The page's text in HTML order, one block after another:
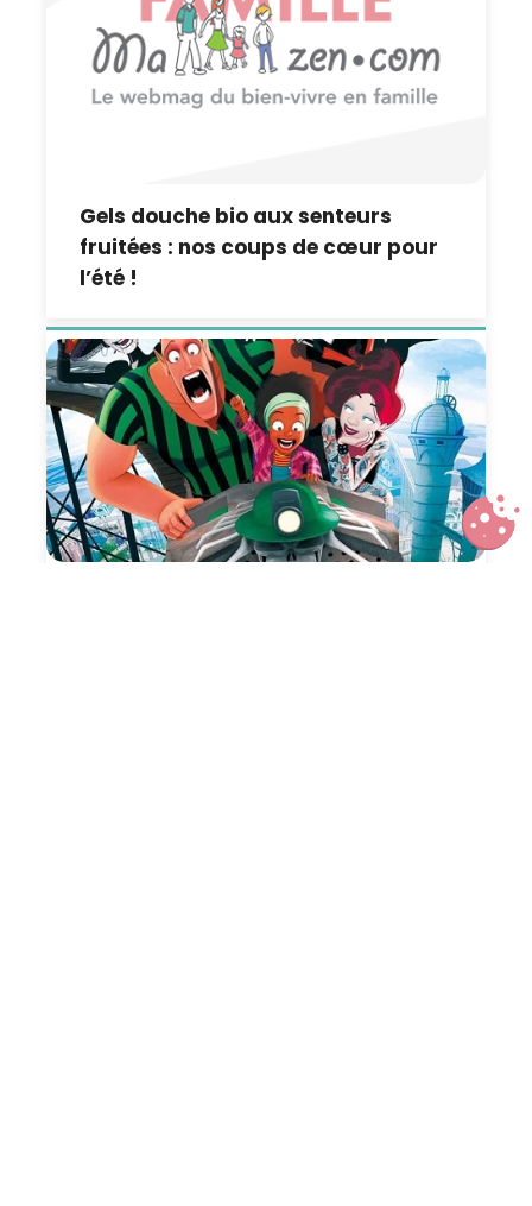
Gels douche bio aux senteurs
fruitées : nos coups de cœur pour
l’été !